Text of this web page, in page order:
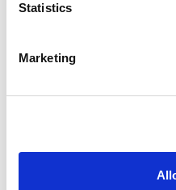
Statistics
Marketingспростили